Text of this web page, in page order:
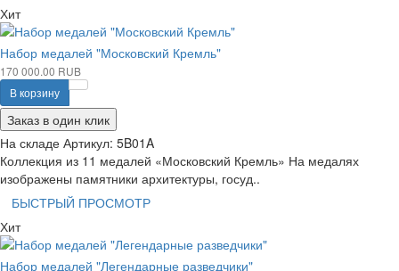
Хит
Набор медалей "Московский Кремль"
170 000.00 RUB
В корзину
Заказ в один клик
На складе Артикул: 5B01A
Коллекция из 11 медалей «Московский Кремль» На медалях
изображены памятники архитектуры, госуд..
БЫСТРЫЙ ПРОСМОТР
Хит
Набор медалей "Легендарные разведчики"